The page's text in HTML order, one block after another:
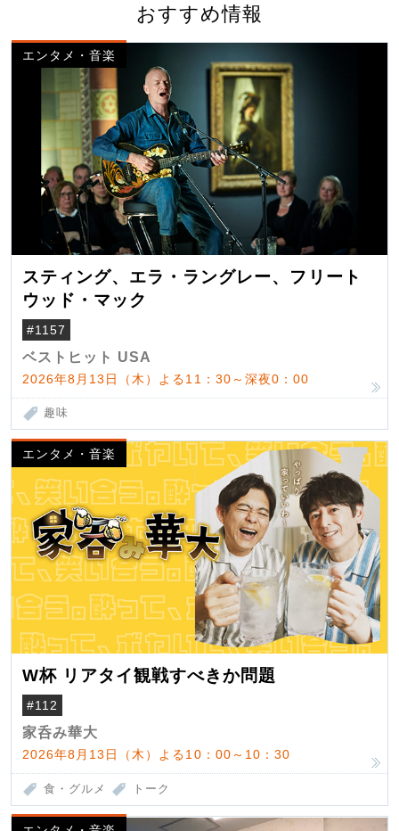
おすすめ情報
エンタメ・音楽
スティング、エラ・ラングレー、フリート
ウッド・マック
#1157
ベストヒット USA
2026年8月13日（木）よる11：30～深夜0：00
趣味
エンタメ・音楽
W杯 リアタイ観戦すべきか問題
#112
家呑み華大
2026年8月13日（木）よる10：00～10：30
食・グルメ トーク